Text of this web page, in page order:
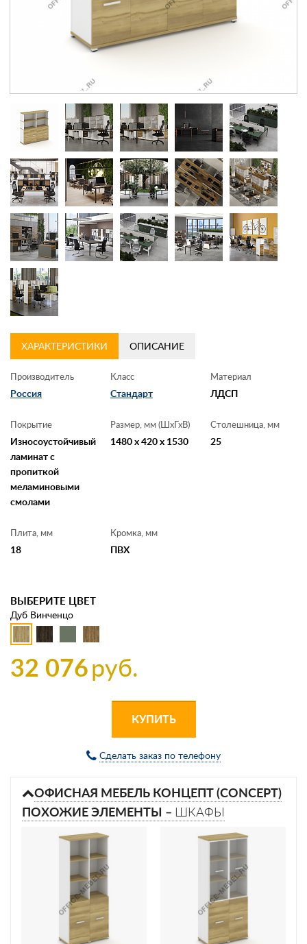
ХАРАКТЕРИСТИКИ ОПИСАНИЕ
Производитель
Россия
Класс
Стандарт
Материал
ЛДСП
Покрытие
Износоустойчивый
ламинат с
пропиткой
меламиновыми
смолами
Размер, мм (ШхГхВ)
1480 x 420 x 1530
Столешница, мм
25
Плита, мм
18
Кромка, мм
ПВХ
ВЫБЕРИТЕ ЦВЕТ
Дуб Винченцо
32 076руб.
КУПИТЬ
Сделать заказ по телефону
ОФИСНАЯ МЕБЕЛЬ КОНЦЕПТ (CONCEPT)
ПОХОЖИЕ ЭЛЕМЕНТЫ – ШКАФЫ